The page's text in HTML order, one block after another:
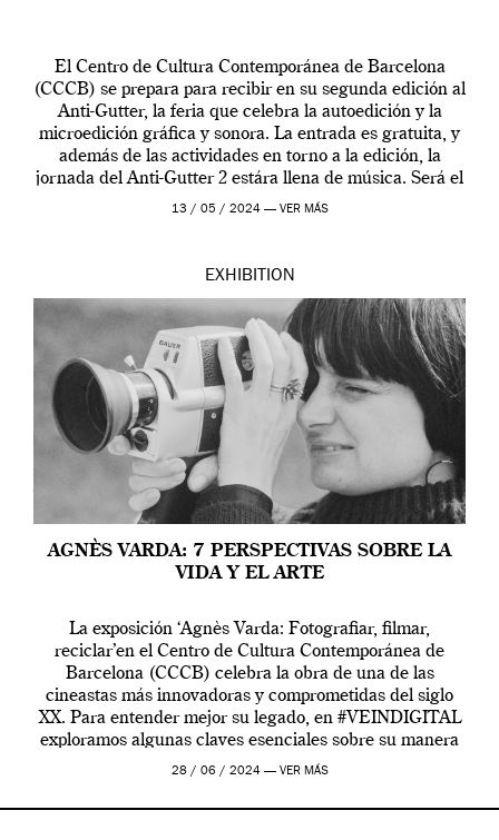
El Centro de Cultura Contemporánea de Barcelona
(CCCB) se prepara para recibir en su segunda edición al
Anti-Gutter, la feria que celebra la autoedición y la
microedición gráfica y sonora. La entrada es gratuita, y
además de las actividades en torno a la edición, la
jornada del Anti-Gutter 2 estára llena de música. Será el
[…]
13 / 05 / 2024 — VER MÁS
EXHIBITION
AGNÈS VARDA: 7 PERSPECTIVAS SOBRE LA
VIDA Y EL ARTE
La exposición ‘Agnès Varda: Fotografiar, filmar,
reciclar’en el Centro de Cultura Contemporánea de
Barcelona (CCCB) celebra la obra de una de las
cineastas más innovadoras y comprometidas del siglo
XX. Para entender mejor su legado, en #VEINDIGITAL
exploramos algunas claves esenciales sobre su manera
de entender la vida, el cine y el arte contemporáneo.
28 / 06 / 2024 — VER MÁS